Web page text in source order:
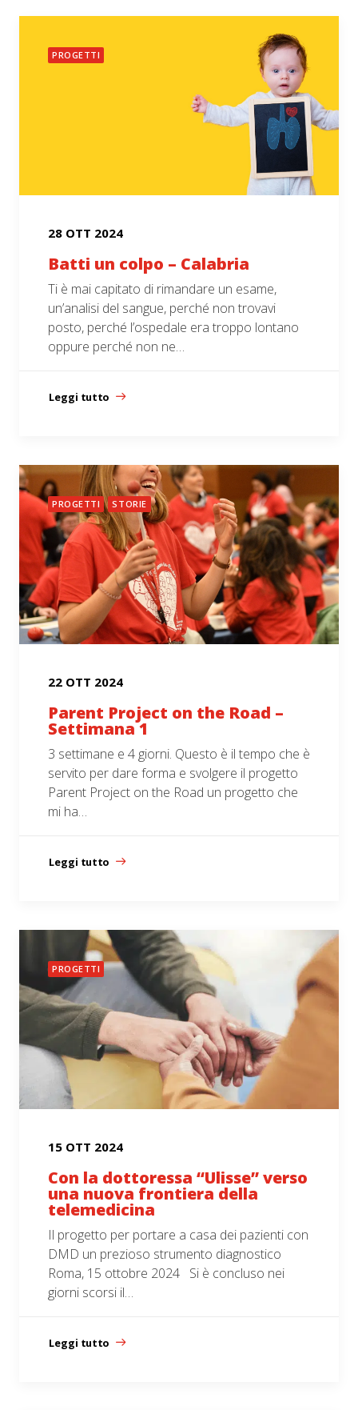
PROGETTI
28 OTT 2024
Batti un colpo – Calabria
Ti è mai capitato di rimandare un esame,
un’analisi del sangue, perché non trovavi
posto, perché l’ospedale era troppo lontano
oppure perché non ne…
Leggi tutto
PROGETTI STORIE
22 OTT 2024
Parent Project on the Road –
Settimana 1
3 settimane e 4 giorni. Questo è il tempo che è
servito per dare forma e svolgere il progetto
Parent Project on the Road un progetto che
mi ha…
Leggi tutto
PROGETTI
15 OTT 2024
Con la dottoressa “Ulisse” verso
una nuova frontiera della
telemedicina
Il progetto per portare a casa dei pazienti con
DMD un prezioso strumento diagnostico
Roma, 15 ottobre 2024 Si è concluso nei
giorni scorsi il…
Leggi tutto